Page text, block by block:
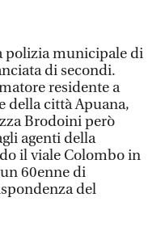
polizia municipale di
di secondi.
residente a
della città Apuana,
Brodoini però
agenti della
il viale Colombo in
60enne di
del